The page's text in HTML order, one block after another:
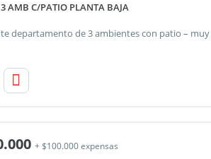
AMB C/PATIO PLANTA BAJA
+ $100.000 expensas